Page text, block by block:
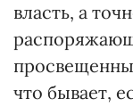
власть, а
что бывает,